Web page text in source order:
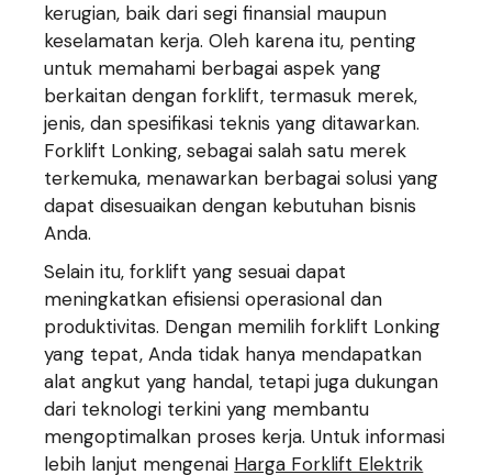
kerugian, baik dari segi finansial maupun
keselamatan kerja. Oleh karena itu, penting
untuk memahami berbagai aspek yang
berkaitan dengan forklift, termasuk merek,
jenis, dan spesifikasi teknis yang ditawarkan.
Forklift Lonking, sebagai salah satu merek
terkemuka, menawarkan berbagai solusi yang
dapat disesuaikan dengan kebutuhan bisnis
Anda.
Selain itu, forklift yang sesuai dapat
meningkatkan efisiensi operasional dan
produktivitas. Dengan memilih forklift Lonking
yang tepat, Anda tidak hanya mendapatkan
alat angkut yang handal, tetapi juga dukungan
dari teknologi terkini yang membantu
mengoptimalkan proses kerja. Untuk informasi
lebih lanjut mengenai Harga Forklift Elektrik